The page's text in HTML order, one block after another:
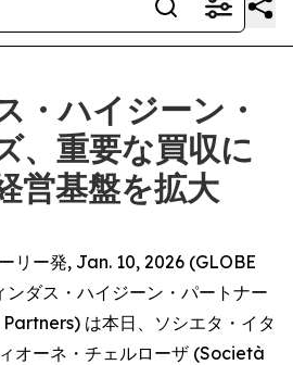
・ハイジーン・
、重要な買収に
営基盤を拡大
リー発, Jan. 10, 2026 (GLOBE
ダス・ハイジーン・パートナー
は本日、ソシエタ・イタ
オーネ・チェルローザ (Società